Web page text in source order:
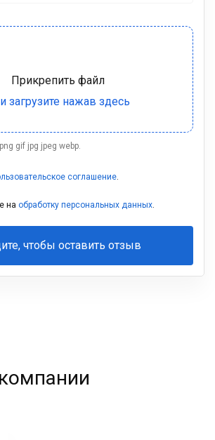
gif jpg jpeg webp.
соглашение.
на обработку персональных данных.
чтобы оставить отзыв